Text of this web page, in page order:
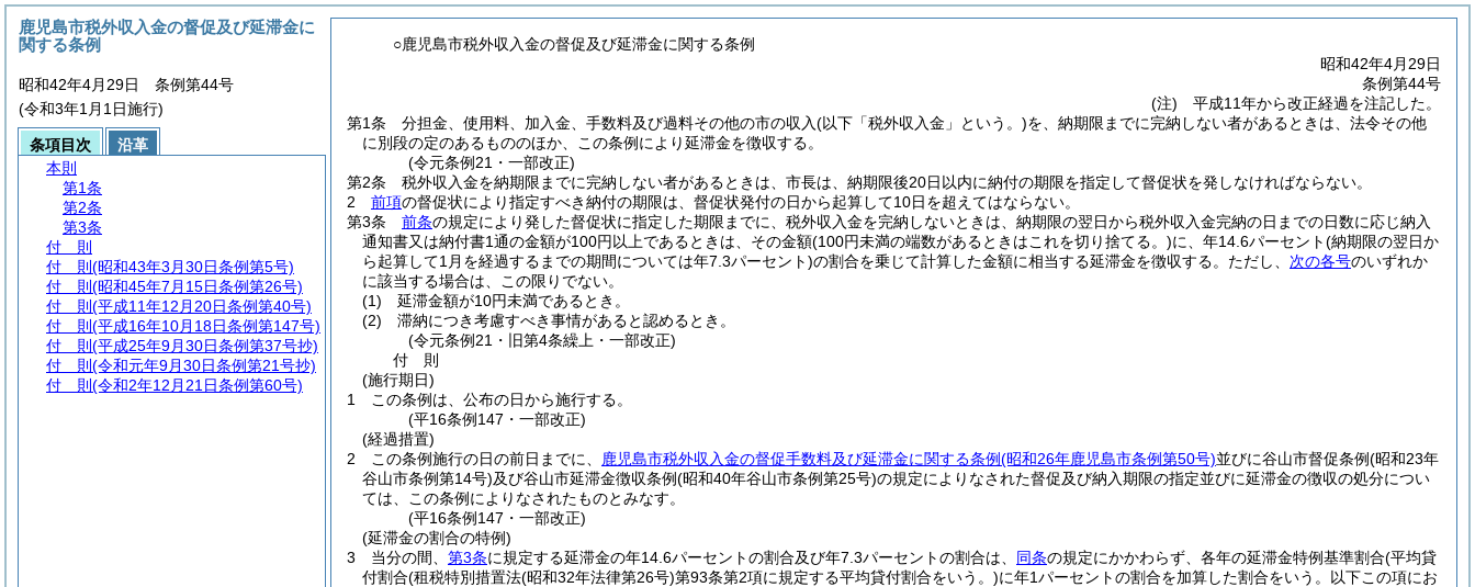
○鹿児島市税外収入金の督促及び延滞金に関する条例
昭和42年4月29日
条例第44号
(注) 平成11年から改正経過を注記した。
第1条
分担金、使用料、加入金、手数料及び過料その他の市の収入(以下「税外収入金」という。)を、納期限までに完納しない者があるときは、法令その他
に別段の定のあるもののほか、この条例により延滞金を徴収する。
(令元条例21・一部改正)
第2条
税外収入金を納期限までに完納しない者があるときは、市長は、納期限後20日以内に納付の期限を指定して督促状を発しなければならない。
2
前項の督促状により指定すべき納付の期限は、督促状発付の日から起算して10日を超えてはならない。
第3条
前条の規定により発した督促状に指定した期限までに、税外収入金を完納しないときは、納期限の翌日から税外収入金完納の日までの日数に応じ納入
通知書又は納付書1通の金額が100円以上であるときは、その金額(100円未満の端数があるときはこれを切り捨てる。)に、年14.6パーセント(納期限の翌日か
ら起算して1月を経過するまでの期間については年7.3パーセント)の割合を乗じて計算した金額に相当する延滞金を徴収する。 ただし、 次の各号のいずれか
に該当する場合は、この限りでない。
(1)
延滞金額が10円未満であるとき。
(2)
滞納につき考慮すべき事情があると認めるとき。
(令元条例21・旧第4条繰上・一部改正)
付 則
(施行期日)
1
この条例は、公布の日から施行する。
(平16条例147・一部改正)
(経過措置)
2
この条例施行の日の前日までに、 鹿児島市税外収入金の督促手数料及び延滞金に関する条例(昭和26年鹿児島市条例第50号)並びに谷山市督促条例(昭和23年
谷山市条例第14号)及び谷山市延滞金徴収条例(昭和40年谷山市条例第25号)の規定によりなされた督促及び納入期限の指定並びに延滞金の徴収の処分につい
ては、この条例によりなされたものとみなす。
(平16条例147・一部改正)
(延滞金の割合の特例)
3
当分の間、 第3条に規定する延滞金の年14.6パーセントの割合及び年7.3パーセントの割合は、 同条の規定にかかわらず、各年の延滞金特例基準割合(平均貸
付割合(租税特別措置法(昭和32年法律第26号)第93条第2項に規定する平均貸付割合をいう。)に年1パーセントの割合を加算した割合をいう。以下この項にお
鹿児島市税外収入金の督促及び延滞金に
関する条例
昭和42年4月29日 条例第44号
(令和3年1月1日施行)
条項目次
沿革
本則
第1条
第2条
第3条
付 則
付 則 (昭和43年3月30日条例第5号)
付 則 (昭和45年7月15日条例第26号)
付 則 (平成11年12月20日条例第40号)
付 則 (平成16年10月18日条例第147号)
付 則 (平成25年9月30日条例第37号抄)
付 則 (令和元年9月30日条例第21号抄)
付 則 (令和2年12月21日条例第60号)